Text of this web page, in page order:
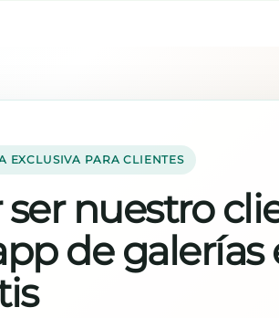
EXCLUSIVA PARA CLIENTES
ser nuestro
de galerías